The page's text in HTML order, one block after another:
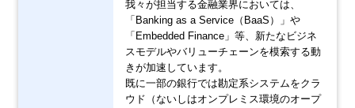
我々が担当する金融業界においては、
「Banking as a Service（BaaS）」や
「Embedded Finance」等、新たなビジネ
スモデルやバリューチェーンを模索する動
きが加速しています。
既に一部の銀行では勘定系システムをクラ
ウド（ないしはオンプレミス環境のオープ